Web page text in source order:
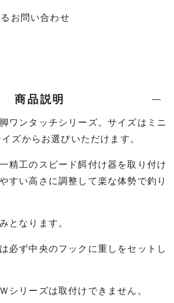
お問い合わせ
商品説明
ワンタッチシリーズ。サイズはミニ
ズからお選びいただけます。
精工のスピード餌付け器を取り付け
すい高さに調整して楽な体勢で釣り
となります。
必ず中央のフックに重しをセットし
シリーズは取付けできません。